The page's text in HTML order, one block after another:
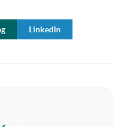
LinkedIn